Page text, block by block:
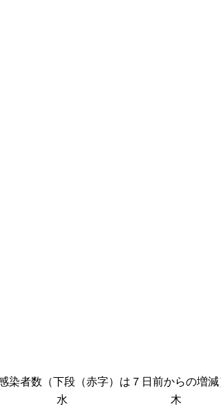
染者数（下段（赤字）は７日前からの増減
水 木